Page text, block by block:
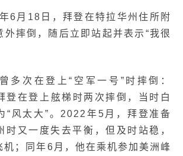
6月18日，拜登在特拉华州住所附
外摔倒，随后立即站起并表示“我很
多次在登上“空军一号”时摔倒：
登在登上舷梯时两次摔倒，当时白
“风太大”。2022年5月，拜登准备
时又一度失去平衡，但及时站稳，
机；同年6月，他在乘机参加美洲峰